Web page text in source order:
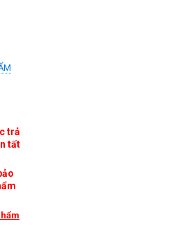
trả
tất